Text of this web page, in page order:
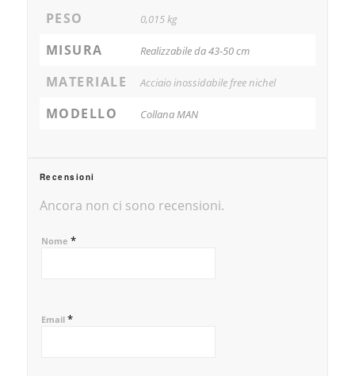
PESO 0,015 kg
MISURA Realizzabile da 43-50 cm
MATERIALE Acciaio inossidabile free nichel
MODELLO Collana MAN
Recensioni
Ancora non ci sono recensioni.
Nome *
Email *